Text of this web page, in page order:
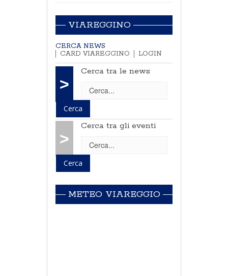
VIAREGGINO
CERCA NEWS
CARD VIAREGGINO
LOGIN
>
Cerca tra le news
>
Cerca tra gli eventi
METEO VIAREGGIO